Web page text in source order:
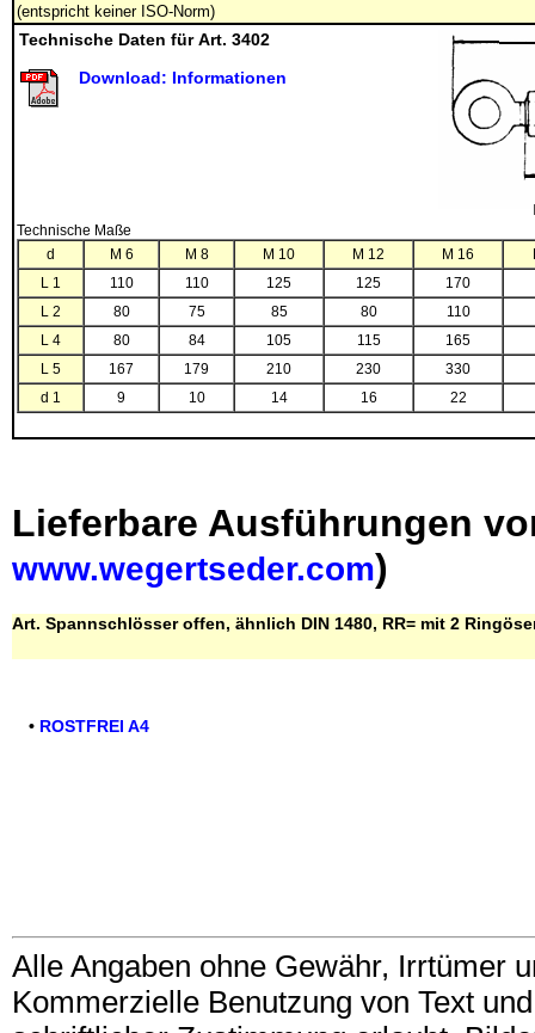
(entspricht keiner ISO-Norm)
Technische Daten für Art. 3402
Download: Informationen
Technische Maße
d
M 6 M 8 M 10 M 12 M 16
L 1
110 110 125 125
170
L 2
80 75 85 80
110
L 4
80 84 105 115
165
L 5
167 179 210 230
330
d 1
9 10 14 16 22
Lieferbare Ausführungen
www.wegertseder.com)
Art. Spannschlösser offen, ähnlich DIN 1480, RR= mit 2
• ROSTFREI A4
Alle Angaben ohne Gewähr, Irrtümer
Kommerzielle Benutzung von Text